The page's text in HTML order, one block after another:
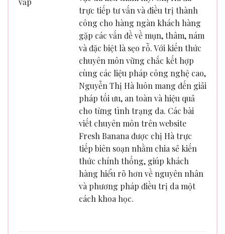
trực tiếp tư vấn và điều trị thành
công cho hàng ngàn khách hàng
gặp các vấn đề về mụn, thâm, nám
và đặc biệt là sẹo rỗ. Với kiến thức
chuyên môn vững chắc kết hợp
cùng các liệu pháp công nghệ cao,
Nguyễn Thị Hà luôn mang đến giải
pháp tối ưu, an toàn và hiệu quả
cho từng tình trạng da. Các bài
viết chuyên môn trên website
Fresh Banana được chị Hà trực
tiếp biên soạn nhằm chia sẻ kiến
thức chính thống, giúp khách
hàng hiểu rõ hơn về nguyên nhân
và phương pháp điều trị da một
cách khoa học.